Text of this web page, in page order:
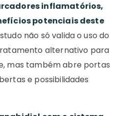
inflamatórios,
potenciais deste
não só valida o uso do
alternativo para
mas também abre portas
e possibilidades